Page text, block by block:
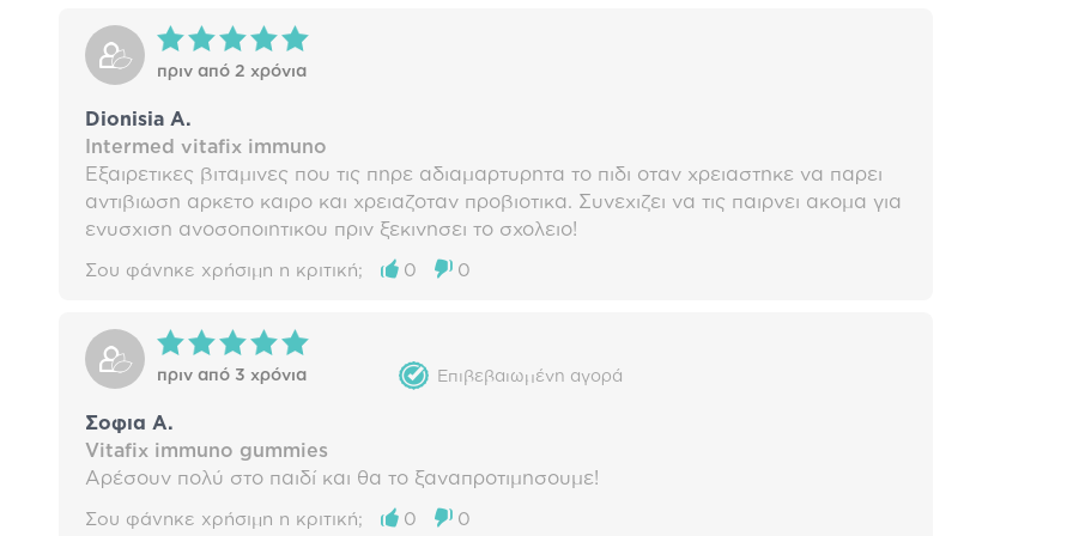
πριν από 2 χρόνια
Dionisia A.
Intermed vitafix immuno
Εξαιρετικες βιταμινες που τις πηρε αδιαμαρτυρητα το πιδι οταν χρειαστηκε να παρει
αντιβιωση αρκετο καιρο και χρειαζοταν προβιοτικα. Συνεχιζει να τις παιρνει ακομα για
ενυσχιση ανοσοποιητικου πριν ξεκινησει το σχολειο!
Σου φάνηκε χρήσιμη η κριτική; 0 0
πριν από 3 χρόνια Επιβεβαιωμένη αγορά
Σοφια Α.
Vitafix immuno gummies
Αρέσουν πολύ στο παιδί και θα το ξαναπροτιμησουμε!
Σου φάνηκε χρήσιμη η κριτική; 0 0